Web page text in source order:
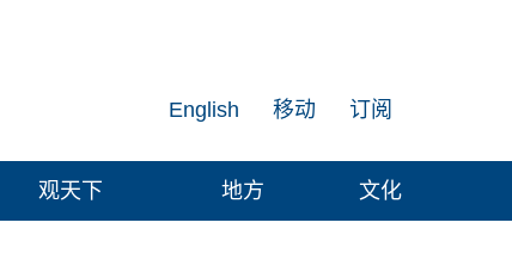
订阅
移动
English
观天下 地方 文化